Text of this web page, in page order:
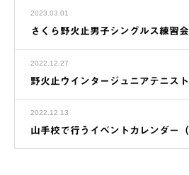
2023.03.01
さくら野火止男子シングルス練習
2022.12.27
野火止ウインタージュニアテニス
2022.12.13
山手校で行うイベントカレンダー（